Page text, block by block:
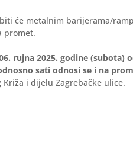
će metalnim barijerama/
promet.
rujna 2025. godine (subota)
sati odnosi se i na
Križa i dijelu Zagrebačke ulice.